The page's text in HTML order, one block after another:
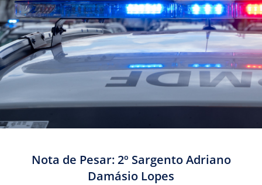
Nota de Pesar: 2º Sargento Adriano
Damásio Lopes